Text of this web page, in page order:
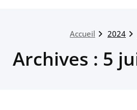
Accueil 2024
Archives : 5